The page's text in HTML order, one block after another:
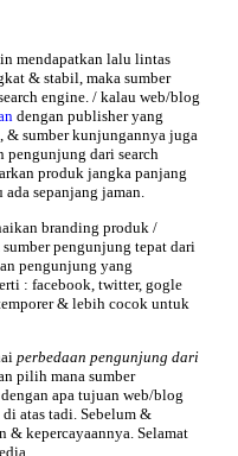
mendapatkan lalu lintas
& stabil, maka sumber
engine. / kalau web/blog
dengan publisher yang
sumber kunjungannya juga
pengunjung dari search
produk jangka panjang
sepanjang jaman.
branding produk /
pengunjung tepat dari
pengunjung yang
: facebook, twitter, gogle
& lebih cocok untuk
perbedaan pengunjung dari
pilih mana sumber
apa tujuan web/blog
atas tadi. Sebelum &
& kepercayaannya. Selamat